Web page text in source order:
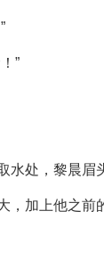
”
水处，黎晨眉
，加上他之